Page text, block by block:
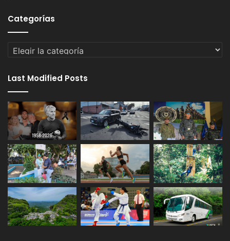
Categorías
Categorías
Last Modified Posts